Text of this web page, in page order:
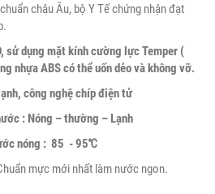
châu Âu, bộ Y Tế chứng nhận đạt
sử dụng mặt kính cường lực Temper (
nhựa ABS có thể uốn dẻo và không vỡ.
công nghệ chíp điện tử
: Nóng – thường – Lạnh
nóng : 85 - 95℃
mực mới nhất làm nước ngon.